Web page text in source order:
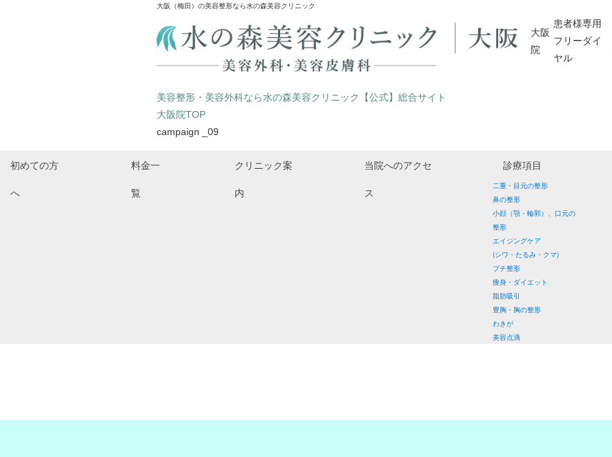
大阪（梅田）の美容整形なら水の森美容クリニック
大阪
院
患者様専用
フリーダイ
ヤル
美容整形・美容外科なら水の森美容クリニック【公式】総合サイト
大阪院TOP
campaign _09
初めての方
へ
料金一
覧
クリニック案
内
当院へのアクセ
ス
診療項目
二重・目元の整形
鼻の整形
小顔（顎・輪郭）、口元の
整形
エイジングケア
(シワ・たるみ・クマ)
プチ整形
痩身・ダイエット
脂肪吸引
豊胸・胸の整形
わきが
美容点滴